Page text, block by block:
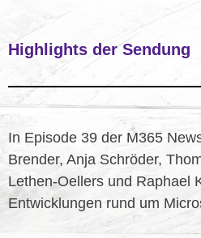
Highlights der Sendung
In Episode 39 der M365
Brender, Anja Schröder,
Lethen-Oellers und Raphael
Entwicklungen rund um